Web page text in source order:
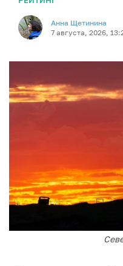
Анна Щетинина
7 августа, 2026,